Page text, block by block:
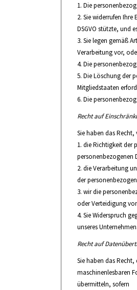
Die
Sie widerrufen Ihre
DSGVO stützte, und
Sie legen gemäß
Verarbeitung vor,
Die
Die Löschung der
Mitgliedstaaten
Die
Recht auf
Sie haben das
die Richtigkeit der
personenbezogenen
die Verarbeitung
der
wir die
oder Verteidigung
Sie Widerspruch
unseres
Recht auf
Sie haben das
maschinenlesbaren
übermitteln, sofern